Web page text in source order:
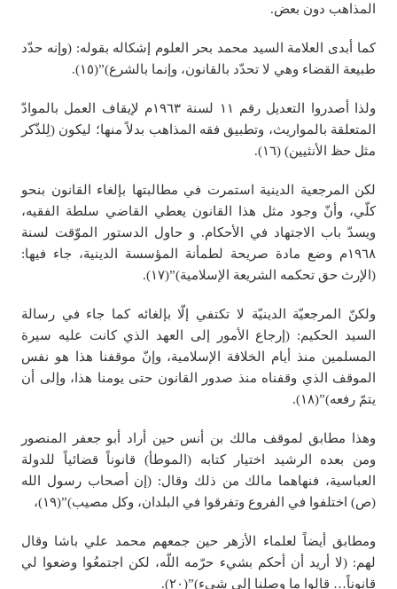
المذاهب دون بعض.
كما أبدى العلامة السيد محمد بحر العلوم إشكاله بقوله: (وإنه حدّد
طبيعة القضاء وهي لا تحدّد بالقانون، وإنما بالشرع)”(١٥).
ولذا أصدروا التعديل رقم ١١ لسنة ١٩٦٣م لإيقاف العمل بالموادّ
المتعلقة بالمواريث، وتطبيق فقه المذاهب بدلاً منها؛ ليكون (لِلذّكر
مثل حظ الأنثيين) (١٦).
لكن المرجعية الدينية استمرت في مطالبتها بإلغاء القانون بنحو
كلّي، وأنّ وجود مثل هذا القانون يعطي القاضي سلطة الفقيه،
ويسدّ باب الاجتهاد في الأحكام. و حاول الدستور الموّقت لسنة
١٩٦٨م وضع مادة صريحة لطمأنة المؤسسة الدينية، جاء فيها:
(الإرث حق تحكمه الشريعة الإسلامية)”(١٧).
ولكنّ المرجعيّة الدينيّة لا تكتفي إلّا بإلغائه كما جاء في رسالة
السيد الحكيم: (إرجاع الأمور إلى العهد الذي كانت عليه سيرة
المسلمين منذ أيام الخلافة الإسلامية، وإنّ موقفنا هذا هو نفس
الموقف الذي وقفناه منذ صدور القانون حتى يومنا هذا، وإلى أن
يتمّ رفعه)”(١٨).
وهذا مطابق لموقف مالك بن أنس حين أراد أبو جعفر المنصور
ومن بعده الرشيد اختيار كتابه (الموطأ) قانوناً قضائياً للدولة
العباسية، فنهاهما مالك من ذلك وقال: (إن أصحاب رسول الله
(ص) اختلفوا في الفروع وتفرقوا في البلدان، وكل مصيب)”(١٩)،
ومطابق أيضاً لعلماء الأزهر حين جمعهم محمد علي باشا وقال
لهم: (لا أريد أن أحكم بشيء حرّمه اللّه، لكن اجتمعُوا وضعوا لي
قانوناً… قالوا ما وصلنا إلى شيء)”(٢٠).